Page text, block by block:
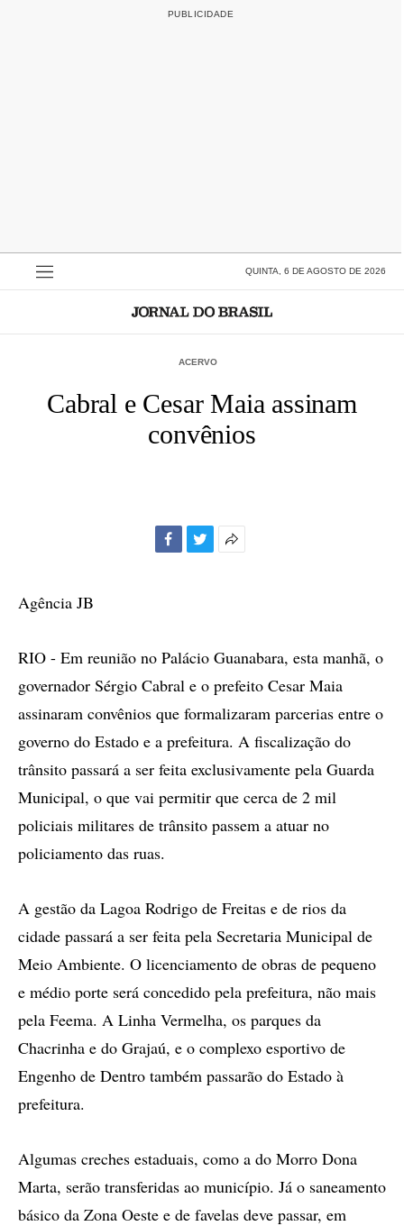
QUINTA, 6 DE AGOSTO DE 2026
ACERVO
Cabral e Cesar Maia assinam
convênios
Agência JB
RIO - Em reunião no Palácio Guanabara, esta manhã, o
governador Sérgio Cabral e o prefeito Cesar Maia
assinaram convênios que formalizaram parcerias entre o
governo do Estado e a prefeitura. A fiscalização do
trânsito passará a ser feita exclusivamente pela Guarda
Municipal, o que vai permitir que cerca de 2 mil
policiais militares de trânsito passem a atuar no
policiamento das ruas.
A gestão da Lagoa Rodrigo de Freitas e de rios da
cidade passará a ser feita pela Secretaria Municipal de
Meio Ambiente. O licenciamento de obras de pequeno
e médio porte será concedido pela prefeitura, não mais
pela Feema. A Linha Vermelha, os parques da
Chacrinha e do Grajaú, e o complexo esportivo de
Engenho de Dentro também passarão do Estado à
prefeitura.
Algumas creches estaduais, como a do Morro Dona
Marta, serão transferidas ao município. Já o saneamento
básico da Zona Oeste e de favelas deve passar, em